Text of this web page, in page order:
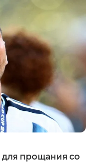
прощания со